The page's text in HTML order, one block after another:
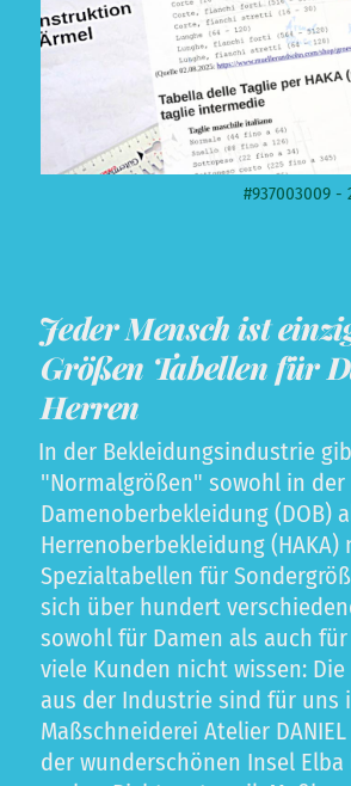
#937003009 -
Jeder Mensch ist
Größen Tabellen für
Herren
In der Bekleidungsindustrie
"Normalgrößen" sowohl in der
Damenoberbekleidung (DOB)
Herrenoberbekleidung (HAKA)
Spezialtabellen für
sich über hundert
sowohl für Damen als auch für
viele Kunden nicht wissen:
aus der Industrie sind für uns
Maßschneiderei Atelier
der wunderschönen Insel